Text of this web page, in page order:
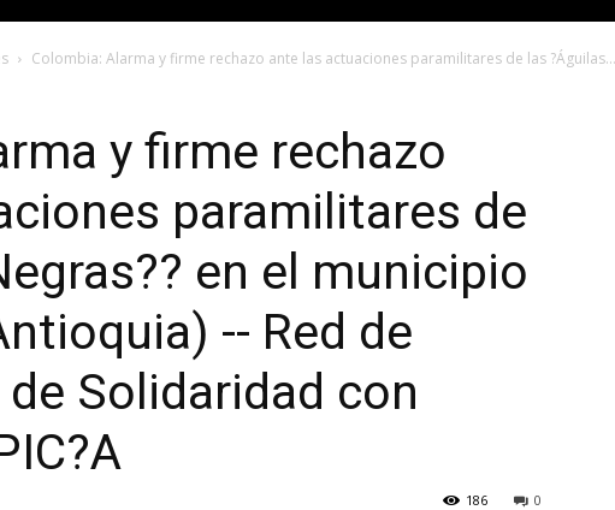
Colombia: Alarma y firme rechazo ante las actuaciones paramilitares de las ?Águilas...
y firme rechazo
paramilitares de
en el municipio
-- Red de
Solidaridad con
0
186